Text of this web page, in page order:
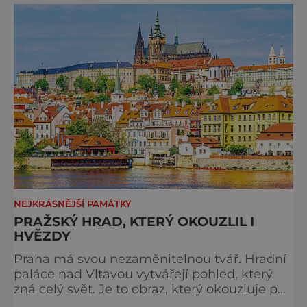
večer plný historie, hudby, tajemství i
dobrodružství pro malé i velké návštěvníky.
Málokdo ví, že dnešní kos
NEJKRÁSNĚJŠÍ PAMÁTKY
PRAŽSKÝ HRAD, KTERÝ OKOUZLIL I
HVĚZDY
Praha má svou nezaměnitelnou tvář. Hradní
paláce nad Vltavou vytvářejí pohled, který
zná celý svět. Je to obraz, který okouzluje po